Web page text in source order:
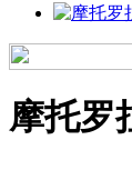
摩托罗